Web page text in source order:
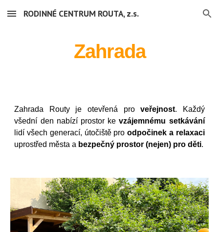
Skip to main content Skip to navigation
RODINNÉ CENTRUM ROUTA, z.s.
Zahrada
Zahrada Routy je otevřená proveřejnost. Každý
všední den nabízí prostor kevzájemnému setkávání
lidí všech generací, útočiště proodpočinek a relaxaci
uprostřed města a bezpečný prostor (nejen) pro děti.